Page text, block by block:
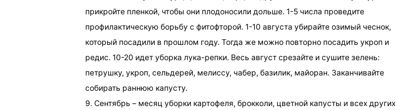
прикройте пленкой, чтобы они плодоносили дольше. 1-5 числа проведите
профилактическую борьбу с фитофторой. 1-10 августа убирайте озимый чеснок,
который посадили в прошлом году. Тогда же можно повторно посадить укроп и
редис. 10-20 идет уборка лука-репки. Весь август срезайте и сушите зелень:
петрушку, укроп, сельдерей, мелиссу, чабер, базилик, майоран. Заканчивайте
собирать раннюю капусту.
9. Сентябрь – месяц уборки картофеля, брокколи, цветной капусты и всех других